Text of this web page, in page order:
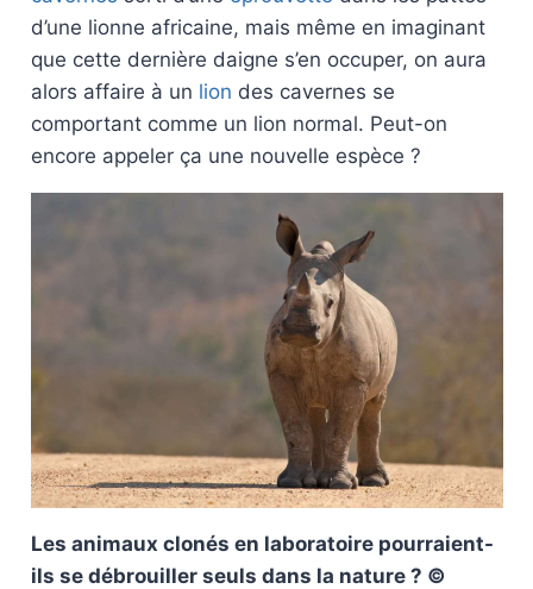
d’une lionne africaine, mais même en imaginant
que cette dernière daigne s’en occuper, on aura
alors affaire à un lion des cavernes se
comportant comme un lion normal. Peut-on
encore appeler ça une nouvelle espèce ?
Les animaux clonés en laboratoire pourraient-
ils se débrouiller seuls dans la nature ? ©